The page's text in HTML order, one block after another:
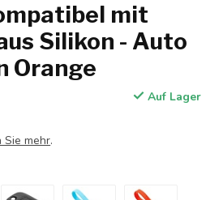
mit
Silikon - Auto
Orange
Auf Lager
Sie mehr.